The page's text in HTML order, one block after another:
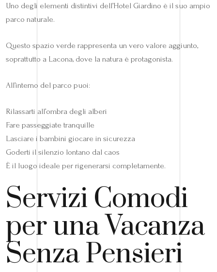
Uno degli elementi distintivi dell’Hotel Giardino è il suo ampio
parco naturale.
Questo spazio verde rappresenta un vero valore aggiunto,
soprattutto a Lacona, dove la natura è protagonista.
All’interno del parco puoi:
Rilassarti all’ombra degli alberi
Fare passeggiate tranquille
Lasciare i bambini giocare in sicurezza
Goderti il silenzio lontano dal caos
È il luogo ideale per rigenerarsi completamente.
Servizi Comodi
per una Vacanza
Senza Pensieri